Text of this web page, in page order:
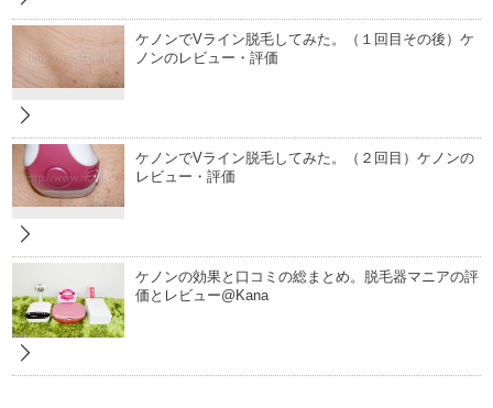
ケノンでVライン脱毛してみた。（１回目その後）ケ
ノンのレビュー・評価
ケノンでVライン脱毛してみた。（２回目）ケノンの
レビュー・評価
ケノンの効果と口コミの総まとめ。脱毛器マニアの評
価とレビュー@Kana